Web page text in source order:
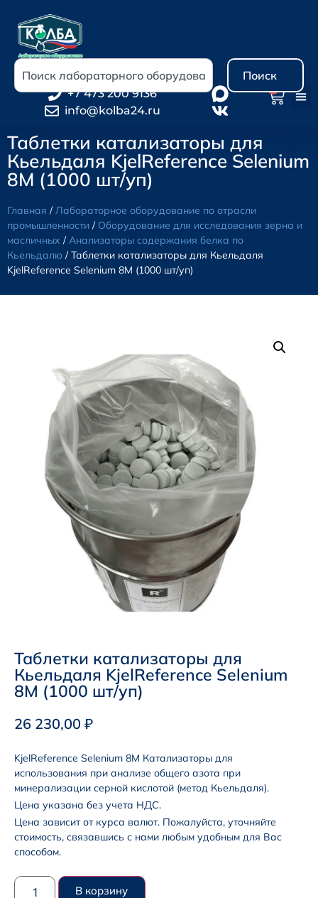
Поиск
+7 473 200 9136
info@kolba24.ru
Таблетки катализаторы для
Кьельдаля KjelReference Selenium
8M (1000 шт/уп)
Главная /Лабораторное оборудование по отрасли
промышленности / Оборудование для исследования зерна и
масличных /Анализаторы содержания белка по
Кьельдалю / Таблетки катализаторы для Кьельдаля
KjelReference Selenium 8M (1000 шт/уп)
Таблетки катализаторы для
Кьельдаля KjelReference Selenium
8M (1000 шт/уп)
26 230,00 ₽
KjelReference Selenium 8M Катализаторы для
использования при анализе общего азота при
минерализации серной кислотой (метод Кьельдаля).
Цена указана без учета НДС.
Цена зависит от курса валют. Пожалуйста, уточняйте
стоимость, связавшись с нами любым удобным для Вас
способом.
В корзину